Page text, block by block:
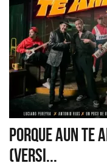
PORQUE AUN TE
(VERSI...